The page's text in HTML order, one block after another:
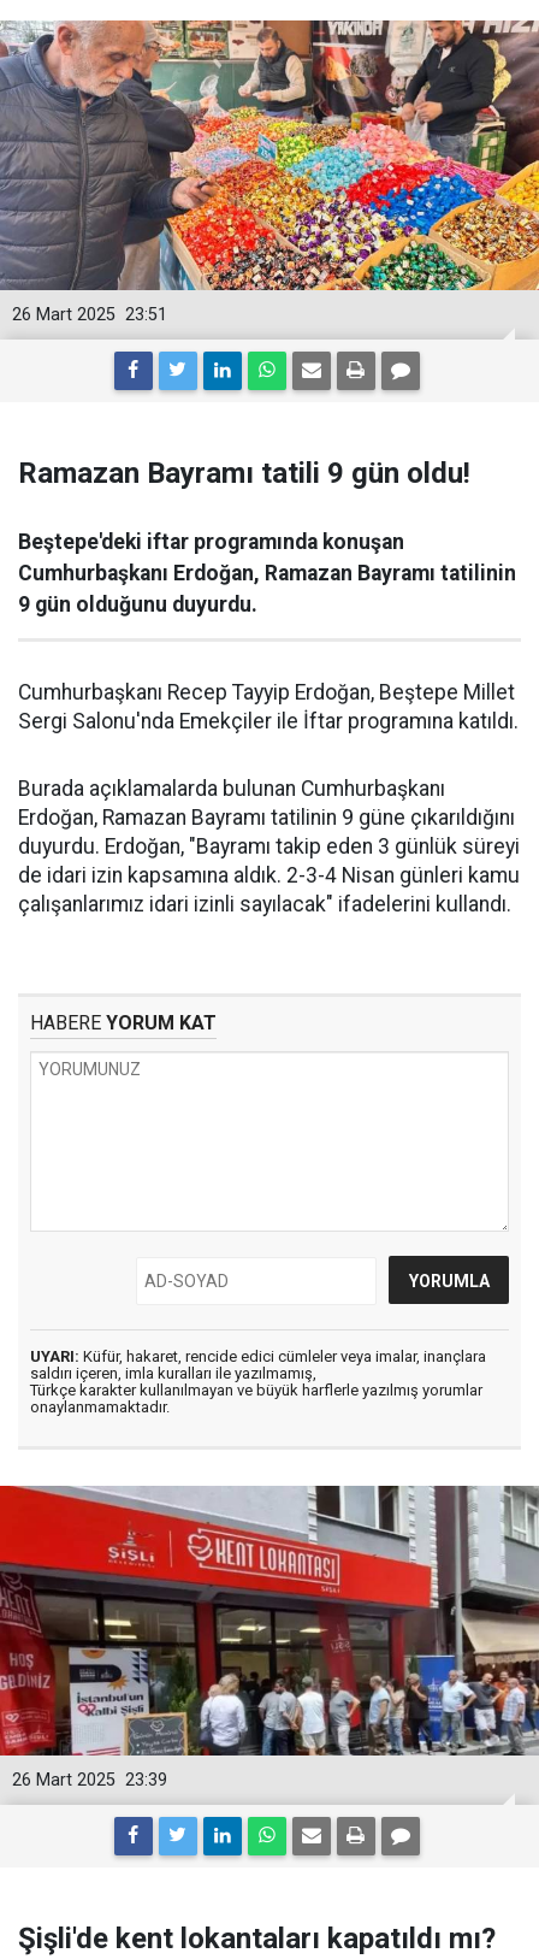
23:51
26 Mart 2025
Ramazan Bayramı tatili 9 gün oldu!
Beştepe'deki iftar programında konuşan
Cumhurbaşkanı Erdoğan, Ramazan Bayramı tatilinin
9 gün olduğunu duyurdu.
Cumhurbaşkanı Recep Tayyip Erdoğan, Beştepe Millet
Sergi Salonu'nda Emekçiler ile İftar programına katıldı.
Burada açıklamalarda bulunan Cumhurbaşkanı
Erdoğan, Ramazan Bayramı tatilinin 9 güne çıkarıldığını
duyurdu. Erdoğan, "Bayramı takip eden 3 günlük süreyi
de idari izin kapsamına aldık. 2-3-4 Nisan günleri kamu
çalışanlarımız idari izinli sayılacak" ifadelerini kullandı.
HABERE YORUM KAT
UYARI: Küfür, hakaret, rencide edici cümleler veya imalar, inançlara
saldırı içeren, imla kuralları ile yazılmamış,
Türkçe karakter kullanılmayan ve büyük harflerle yazılmış yorumlar
onaylanmamaktadır.
23:39
26 Mart 2025
Şişli'de kent lokantaları kapatıldı mı?